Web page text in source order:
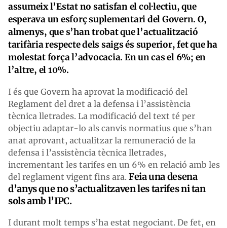
assumeix l’Estat no satisfan el col·lectiu, que
esperava un esforç suplementari del Govern. O,
almenys, que s’han trobat que l’actualització
tarifària respecte dels saigs és superior, fet que ha
molestat força l’advocacia. En un cas el 6%; en
l’altre, el 10%.
I és que Govern ha aprovat la modificació del
Reglament del dret a la defensa i l’assistència
tècnica lletrades. La modificació del text té per
objectiu adaptar-lo als canvis normatius que s’han
anat aprovant, actualitzar la remuneració de la
defensa i l’assistència tècnica lletrades,
incrementant les tarifes en un 6% en relació amb les
del reglament vigent fins ara. Feia una desena
d’anys que no s’actualitzaven les tarifes ni tan
sols amb l’IPC.
I durant molt temps s’ha estat negociant. De fet, en